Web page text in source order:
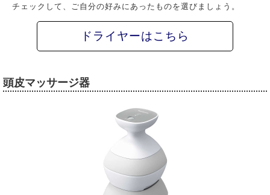
チェックして、ご自分の好みにあったものを選びましょう。
ドライヤーはこちら
頭皮マッサージ器